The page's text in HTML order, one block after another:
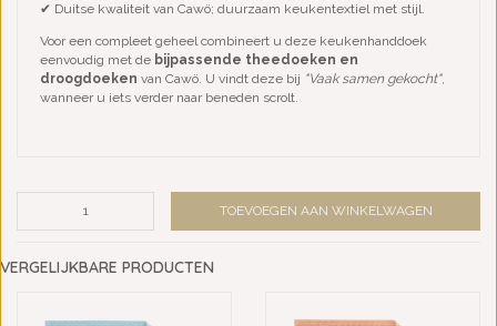
✔ Duitse kwaliteit van Cawö; duurzaam keukentextiel met stijl.
Voor een compleet geheel combineert u deze keukenhanddoek
eenvoudig met de bijpassende theedoeken en
droogdoeken van Cawö. U vindt deze bij "Vaak samen gekocht",
wanneer u iets verder naar beneden scrolt.
TOEVOEGEN AAN WINKELWAGEN
VERGELIJKBARE PRODUCTEN